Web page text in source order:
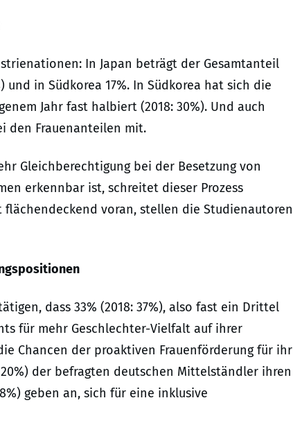
In Japan beträgt der Gesamtanteil
und in Südkorea 17%. In Südkorea hat sich die
Jahr fast halbiert (2018: 30%). Und auch
den Frauenanteilen mit.
Gleichberechtigung bei der Besetzung von
erkennbar ist, schreitet dieser Prozess
voran, stellen die Studienautoren
dass 33% (2018: 37%), also fast ein Drittel
für mehr Geschlechter-Vielfalt auf ihrer
Chancen der proaktiven Frauenförderung für ihr
der befragten deutschen Mittelständler ihren
geben an, sich für eine inklusive